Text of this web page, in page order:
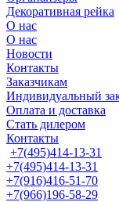
Декоративная рейка
О нас
О нас
Новости
Контакты
Заказчикам
Индивидуальный
Оплата и доставка
Стать дилером
Контакты
+7(495)414-13-31
+7(495)414-13-31
+7(916)416-51-70
+7(966)196-58-29